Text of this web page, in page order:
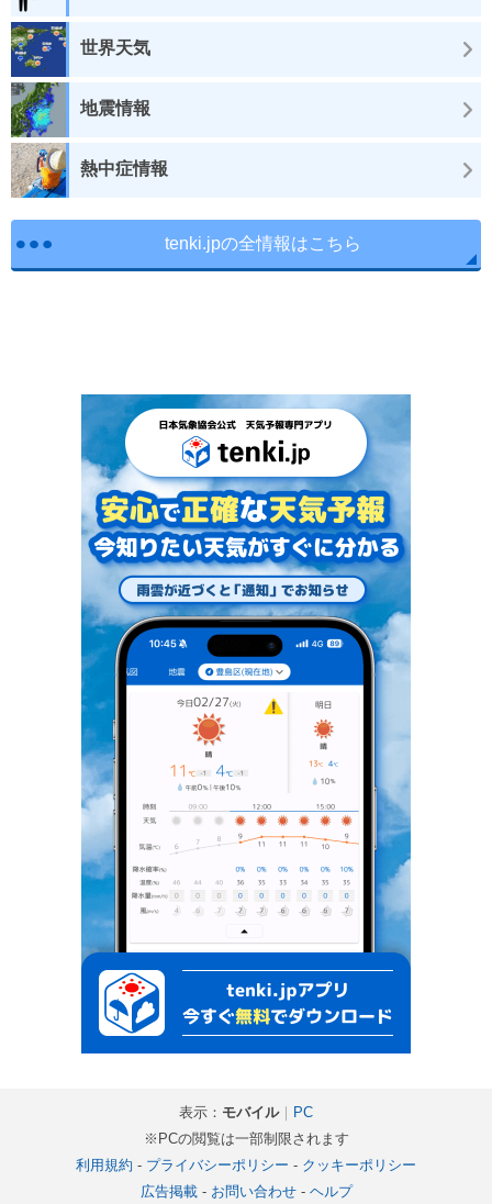
世界天気
地震情報
熱中症情報
tenki.jpの全情報はこちら
表示： モバイル｜ PC
※PCの閲覧は一部制限されます
利用規約 - プライバシーポリシー - クッキーポリシー
広告掲載- お問い合わせ- ヘルプ